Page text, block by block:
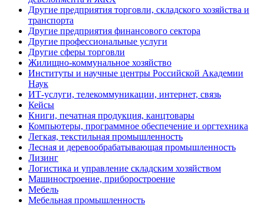
Другие предприятия торговли, складского хозяйства и
транспорта
Другие предприятия финансового сектора
Другие профессиональные услуги
Другие сферы торговли
Жилищно-коммунальное хозяйство
Институты и научные центры Российской Академии
Наук
ИТ-услуги, телекоммуникации, интернет, связь
Кейсы
Книги, печатная продукция, канцтовары
Компьютеры, программное обеспечение и оргтехника
Легкая, текстильная промышленность
Лесная и деревообрабатывающая промышленность
Лизинг
Логистика и управление складским хозяйством
Машиностроение, приборостроение
Мебель
Мебельная промышленность